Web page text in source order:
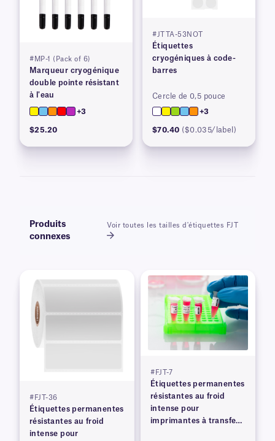
#MP-1 (Pack of 6)
Marqueur cryogénique
double pointe résistant
à l'eau
+3
$25.20
#JTTA-53NOT
Étiquettes
cryogéniques à code-
barres
Cercle de 0,5 pouce
+3
$70.40 ($0.035/label)
Produits
connexes
Voir toutes les tailles d'étiquettes FJT
#FJT-36
Étiquettes permanentes
résistantes au froid
intense pour
#FJT-7
Étiquettes permanentes
résistantes au froid
intense pour
imprimantes à transfert